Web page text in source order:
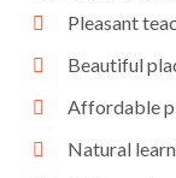
Pleasant
Beautiful
Affordable
Natural